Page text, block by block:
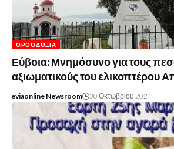
ΟΡΘΟΔΟΞΊΑ
Εύβοια: Μνημόσυνο για τους
αξιωματικούς του ελικοπτέρου
eviaonline Newsroom 30 Οκτωβρίου 2024